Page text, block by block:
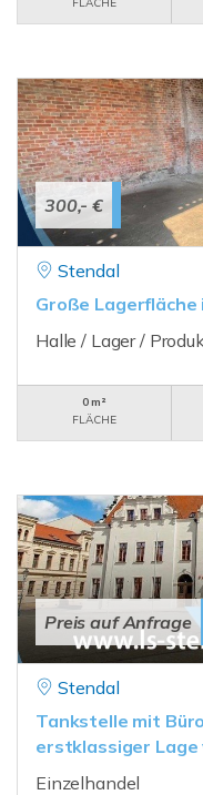
300,- €
Stendal
Große Lagerfläche
Halle / Lager /
0 m²
FLÄCHE
Preis auf Anfrage
Stendal
Tankstelle mit
erstklassiger Lage
Einzelhandel